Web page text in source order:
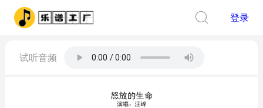
登录
试听音频